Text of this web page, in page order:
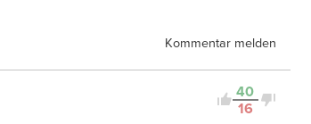
Kommentar melden
40
16